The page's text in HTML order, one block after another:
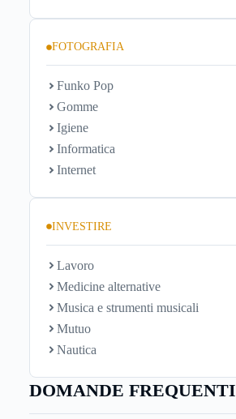
FOTOGRAFIA
Funko Pop
Gomme
Igiene
Informatica
Internet
INVESTIRE
Lavoro
Medicine alternative
Musica e strumenti musicali
Mutuo
Nautica
DOMANDE FREQUENTI